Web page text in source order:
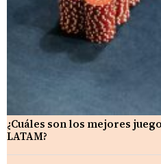
¿Cuáles son los mejores
LATAM?